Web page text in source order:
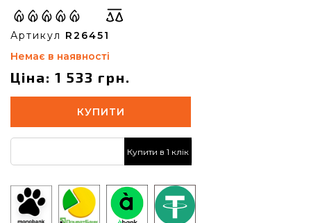
Артикул R26451
Немає в наявності
Ціна: 1 533 грн.
КУПИТИ
Купити в 1 клік